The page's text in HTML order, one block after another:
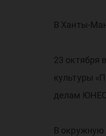
В Ханты-
23 октября
культуры
делам
В окружную